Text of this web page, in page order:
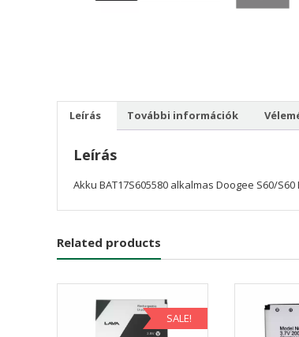
Leírás További információk
Leírás
Akku BAT17S605580 alkalmas Doogee S60/S60
Related products
SALE!